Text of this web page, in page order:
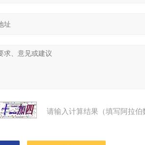
请输入计算结果（填写阿拉